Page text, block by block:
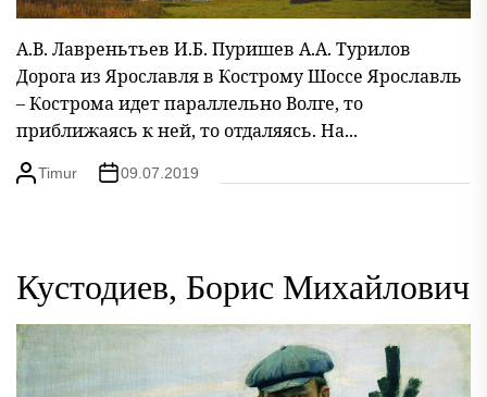
А.В. Лавреньтьев И.Б. Пуришев А.А. Турилов
Дорога из Ярославля в Кострому Шоссе Ярославль
– Кострома идет параллельно Волге, то
приближаясь к ней, то отдаляясь. На...
Timur 09.07.2019
Кустодиев, Борис Михайлович